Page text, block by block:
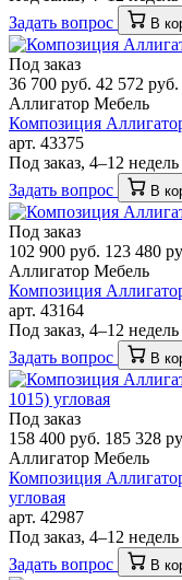
Задать вопрос
В
Под заказ
36 700 руб. 42 572 руб.
Аллигатор Мебель
Композиция
арт. 43375
Под заказ, 4–12 недель
Задать вопрос
В
Под заказ
102 900 руб. 123 480
Аллигатор Мебель
Композиция
арт. 43164
Под заказ, 4–12 недель
Задать вопрос
В
Под заказ
158 400 руб. 185 328
Аллигатор Мебель
Композиция
угловая
арт. 42987
Под заказ, 4–12 недель
Задать вопрос
В